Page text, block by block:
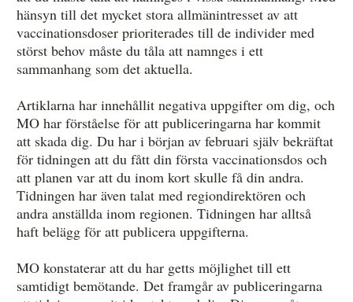
hänsyn till det mycket stora allmänintresset av att
vaccinationsdoser prioriterades till de individer med
störst behov måste du tåla att namnges i ett
sammanhang som det aktuella.
Artiklarna har innehållit negativa uppgifter om dig, och
MO har förståelse för att publiceringarna har kommit
att skada dig. Du har i början av februari själv bekräftat
för tidningen att du fått din första vaccinationsdos och
att planen var att du inom kort skulle få din andra.
Tidningen har även talat med regiondirektören och
andra anställda inom regionen. Tidningen har alltså
haft belägg för att publicera uppgifterna.
MO konstaterar att du har getts möjlighet till ett
samtidigt bemötande. Det framgår av publiceringarna